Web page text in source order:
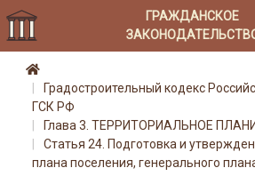
ГРАЖДАНСКОЕ
Градостроительный кодекс
ГСК РФ
Глава 3. ТЕРРИТОРИАЛЬНОЕ
Статья 24. Подготовка и
плана поселения, генерального